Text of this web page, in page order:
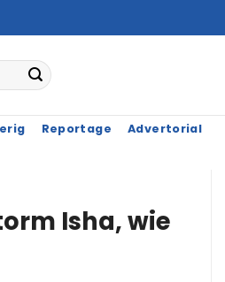
Reportage Advertorial
Isha, wie